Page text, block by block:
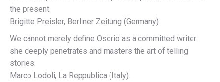
the present.
Brigitte Preisler, Berliner Zeitung (Germany)
We cannot merely define Osorio as a committed writer:
she deeply penetrates and masters the art of telling
stories.
Marco Lodoli, La Reppublica (Italy).